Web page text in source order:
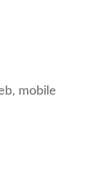
, mobile